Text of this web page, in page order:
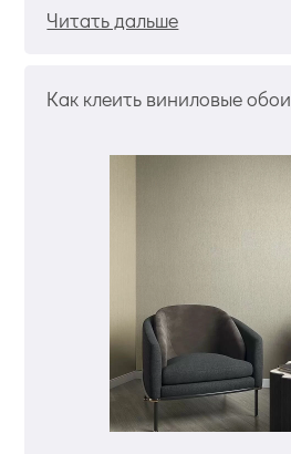
Читать дальше
Как клеить виниловые обои